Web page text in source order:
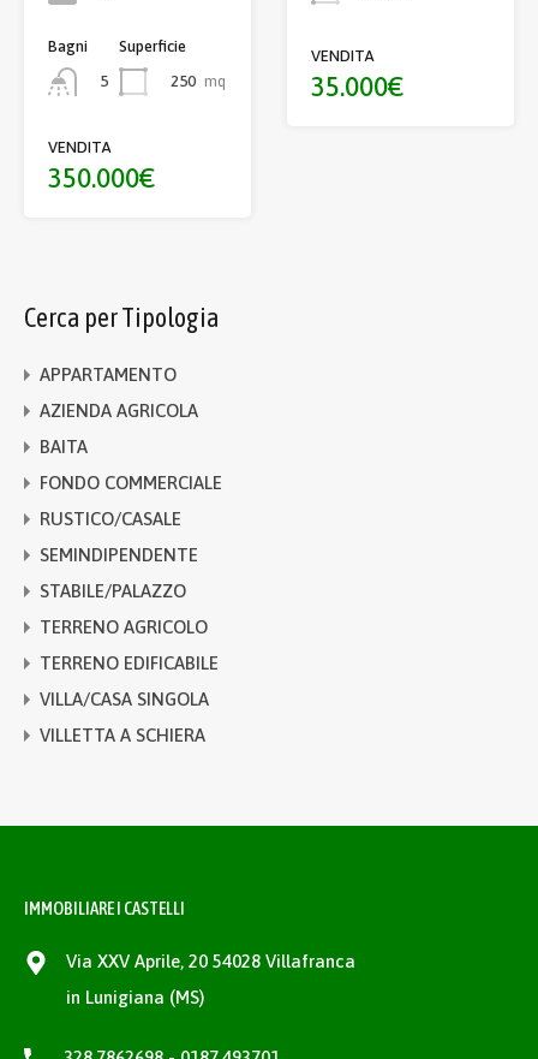
Bagni
5
Superficie
250 mq
VENDITA
350.000€
VENDITA
35.000€
Cerca per Tipologia
APPARTAMENTO
AZIENDA AGRICOLA
BAITA
FONDO COMMERCIALE
RUSTICO/CASALE
SEMINDIPENDENTE
STABILE/PALAZZO
TERRENO AGRICOLO
TERRENO EDIFICABILE
VILLA/CASA SINGOLA
VILLETTA A SCHIERA
IMMOBILIARE I CASTELLI
Via XXV Aprile, 20 54028 Villafranca
in Lunigiana (MS)